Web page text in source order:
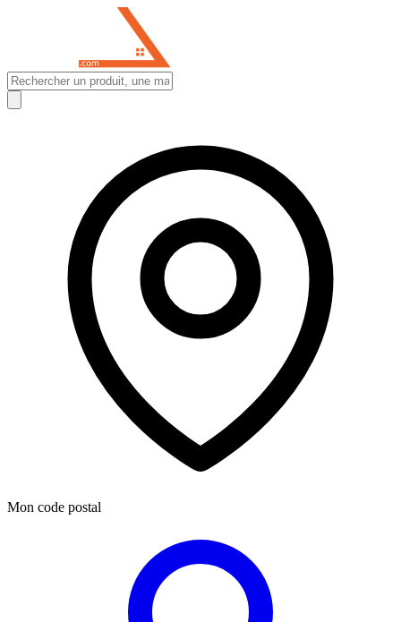
Mon code postal